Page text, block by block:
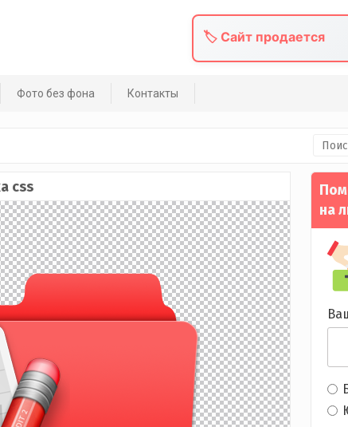
🏷️ Сайт продается
Фото без фона Контакты
Найти:
css
на